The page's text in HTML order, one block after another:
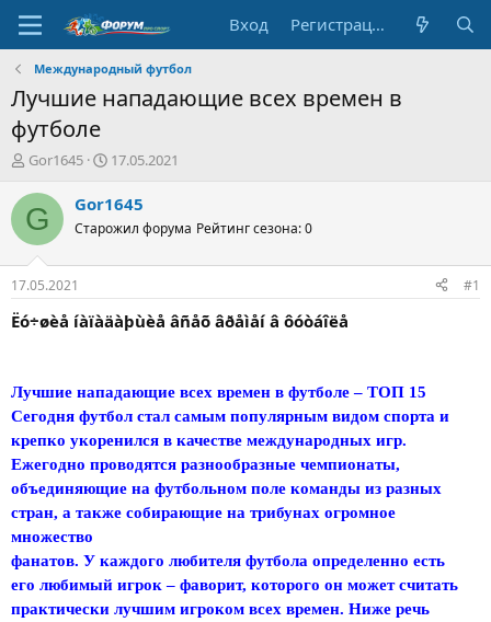
Вход Регистрация
Международный футбол
Лучшие нападающие всех времен в
футболе
А
т
о
т
е
м
ы
Gor1645
Д
т
н
а
л
17.05.2021
G Gor1645
Старожил форума Рейтинг сезона: 0
17.05.2021 #1
Ëó÷øèå íàïàäàþùèå âñåõ âðåìåí â ôóòáîëå
Лучшие нападающие всех времен в футболе – ТОП 15
Сегодня футбол стал самым популярным видом спорта и
крепко укоренился в качестве международных игр.
Ежегодно проводятся разнообразные чемпионаты,
объединяющие на футбольном поле команды из разных
стран, а также собирающие на трибунах огромное
множество
фанатов. У каждого любителя футбола определенно есть
его любимый игрок – фаворит, которого он может считать
практически лучшим игроком всех времен. Ниже речь